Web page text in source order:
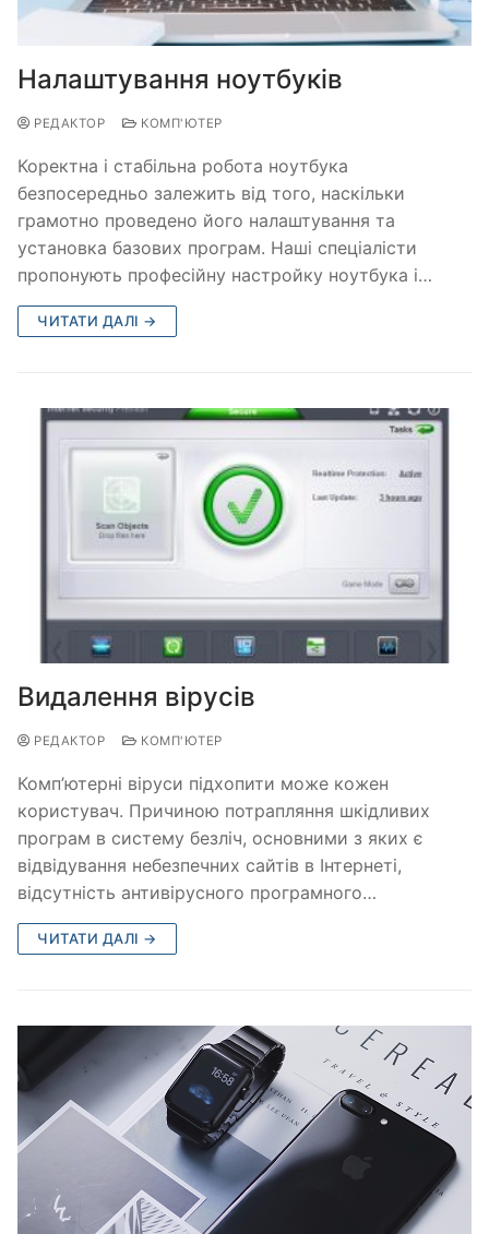
Налаштування ноутбуків
РЕДАКТОР КОМП'ЮТЕР
Коректна і стабільна робота ноутбука
безпосередньо залежить від того, наскільки
грамотно проведено його налаштування та
установка базових програм. Наші спеціалісти
пропонують професійну настройку ноутбука і…
ЧИТАТИ ДАЛІ →
Видалення вірусів
РЕДАКТОР КОМП'ЮТЕР
Комп’ютерні віруси підхопити може кожен
користувач. Причиною потрапляння шкідливих
програм в систему безліч, основними з яких є
відвідування небезпечних сайтів в Інтернеті,
відсутність антивірусного програмного…
ЧИТАТИ ДАЛІ →